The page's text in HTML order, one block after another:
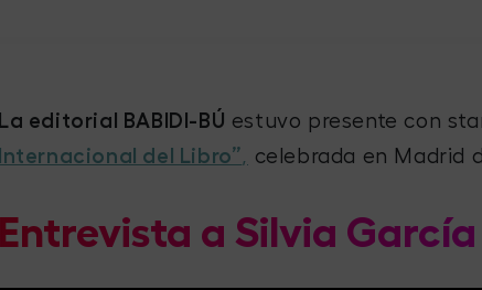
La editorial BABIDI-BÚ estuvo presente con
Internacional del Libro” , celebrada en Madrid
Entrevista a Silvia